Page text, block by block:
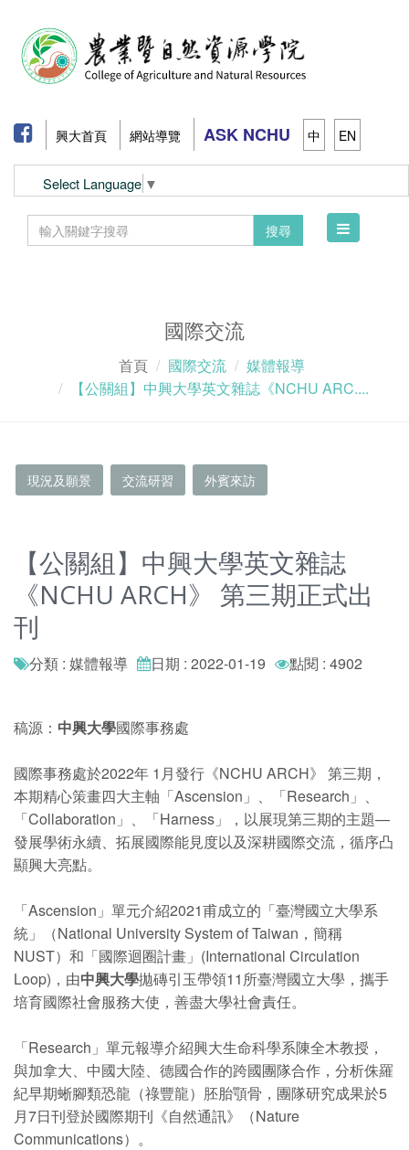
興大首頁 網站導覽 ASK NCHU 中 EN
Select Language ▼
搜尋
Toggle
國際交流
首頁 國際交流
媒體報導
【公關組】中興大學英文雜誌《NCHU ARC....
現況及願景 交流研習 外賓來訪
【公關組】中興大學英文雜誌
《NCHU ARCH》 第三期正式出
刊
分類 : 媒體報導 日期 : 2022-01-19 點閱 : 4902
稿源： 中興大學國際事務處
國際事務處於2022年 1月發行《NCHU ARCH》 第三期，
本期精心策畫四大主軸「Ascension」、「Research」、
「Collaboration」、「Harness」，以展現第三期的主題—
發展學術永續、拓展國際能見度以及深耕國際交流，循序凸
顯興大亮點。
「Ascension」單元介紹2021甫成立的「臺灣國立大學系
統」（National University System of Taiwan，簡稱
NUST）和「國際迴圈計畫」(International Circulation
Loop)，由中興大學拋磚引玉帶領11所臺灣國立大學，攜手
培育國際社會服務大使，善盡大學社會責任。
「Research」單元報導介紹興大生命科學系陳全木教授，
與加拿大、中國大陸、德國合作的跨國團隊合作，分析侏羅
紀早期蜥腳類恐龍（祿豐龍）胚胎顎骨，團隊研究成果於5
月7日刊登於國際期刊《自然通訊》（Nature
Communications）。